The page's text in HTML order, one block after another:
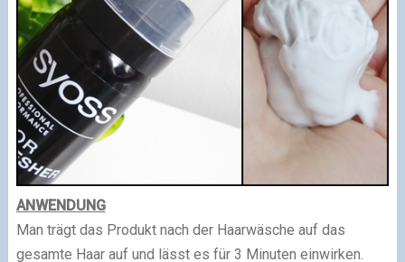
ANWENDUNG
Man trägt das Produkt nach der Haarwäsche auf das
gesamte Haar auf und lässt es für 3 Minuten einwirken.